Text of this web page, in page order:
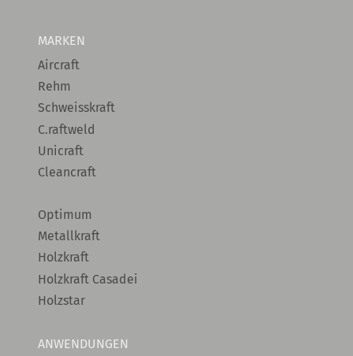
MARKEN
Aircraft
Rehm
Schweisskraft
C.raftweld
Unicraft
Cleancraft
Optimum
Metallkraft
Holzkraft
Holzkraft Casadei
Holzstar
ANWENDUNGEN